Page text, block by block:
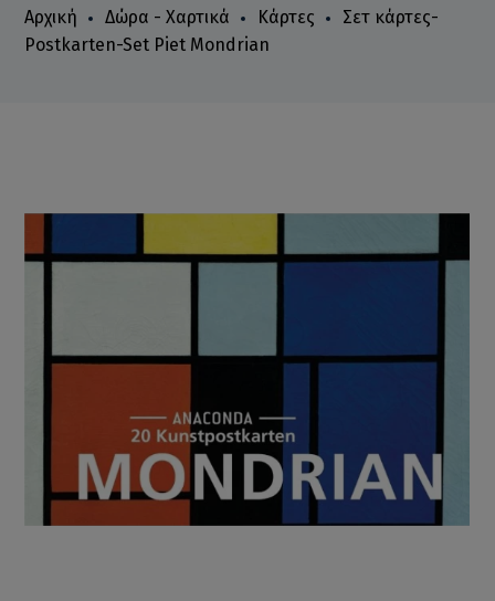
Αρχική Δώρα - Χαρτικά Κάρτες
Σετ κάρτες-
Postkarten-Set Piet Mondrian